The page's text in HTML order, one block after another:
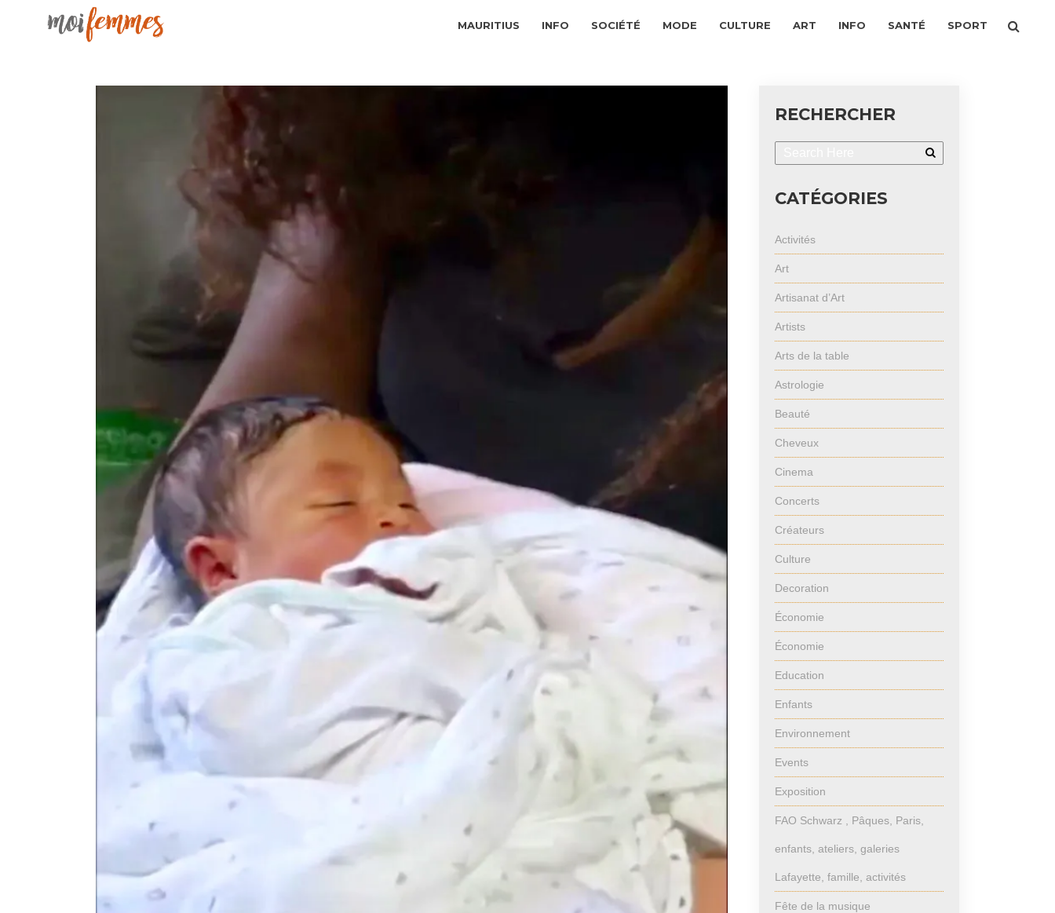
MAURITIUS INFO SOCIÉTÉ MODE CULTURE ART INFO SANTÉ SPORT
RECHERCHER
CATÉGORIES
Activités
Art
Artisanat d’Art
Artists
Arts de la table
Astrologie
Beauté
Cheveux
Cinema
Concerts
Créateurs
Culture
Decoration
Économie
Économie
Education
Enfants
Environnement
Events
Exposition
FAO Schwarz , Pâques, Paris,
enfants, ateliers, galeries
Lafayette, famille, activités
Fête de la musique